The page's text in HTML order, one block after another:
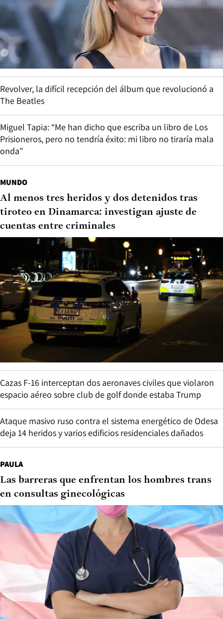
Revolver, la difícil recepción del álbum que revolucionó a
The Beatles
Miguel Tapia: “Me han dicho que escriba un libro de Los
Prisioneros, pero no tendría éxito: mi libro no tiraría mala
onda”
MUNDO
Al menos tres heridos y dos detenidos tras
tiroteo en Dinamarca: investigan ajuste de
cuentas entre criminales
Cazas F-16 interceptan dos aeronaves civiles que violaron
espacio aéreo sobre club de golf donde estaba Trump
Ataque masivo ruso contra el sistema energético de Odesa
deja 14 heridos y varios edificios residenciales dañados
PAULA
Las barreras que enfrentan los hombres trans
en consultas ginecológicas